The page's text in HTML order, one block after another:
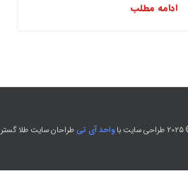
ادامه مطلب
واحد آی تیطراحان سایت طلا گستر